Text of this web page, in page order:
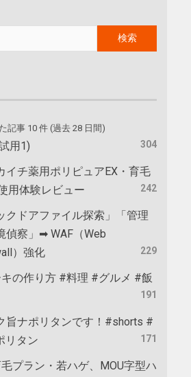
記事 10 件 (過去 28 日間)
用1) 304
イチ薬用ポリピュアEX・育毛
用体験レビュー
242
クドアファイル探索」「管理
偵察」➡ WAF（Web
）強化
229
の作り方 #料理 #グルメ #飯
191
旨ナポリタンです！#shorts #
リタン
171
プラン・若ハゲ、MOU字型ハ